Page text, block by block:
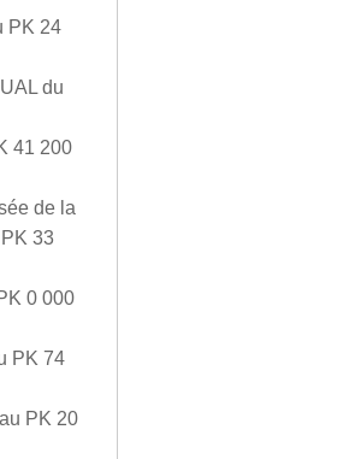
PK 24
du
41 200
de la
33
0 000
PK 74
PK 20